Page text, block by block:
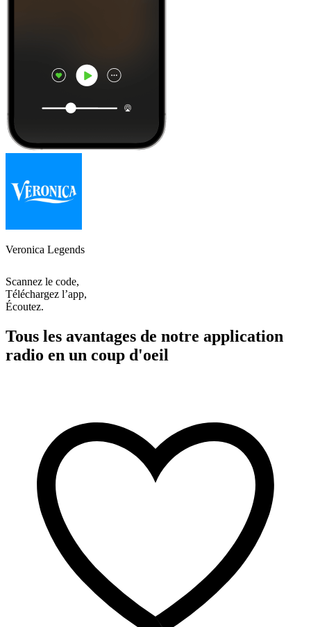
Veronica Legends
Scannez le code,
Téléchargez l’app,
Écoutez.
Tous les avantages de notre application
radio en un coup d'oeil